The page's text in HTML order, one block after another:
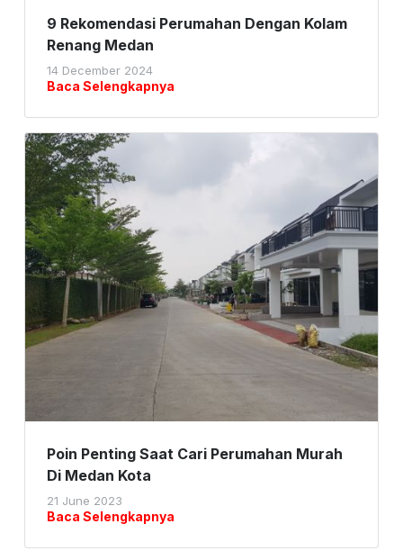
9 Rekomendasi Perumahan Dengan Kolam
Renang Medan
14 December 2024
Baca Selengkapnya
Poin Penting Saat Cari Perumahan Murah
Di Medan Kota
21 June 2023
Baca Selengkapnya